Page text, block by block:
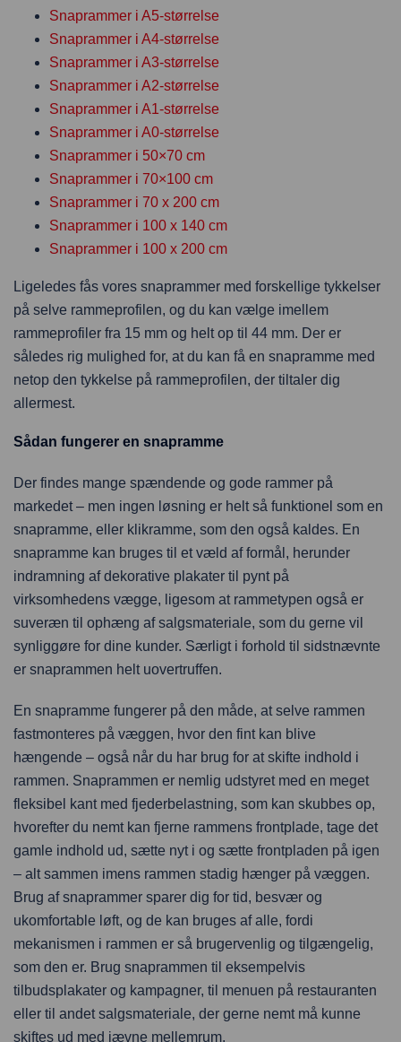
Snaprammer i A5-størrelse
Snaprammer i A4-størrelse
Snaprammer i A3-størrelse
Snaprammer i A2-størrelse
Snaprammer i A1-størrelse
Snaprammer i A0-størrelse
Snaprammer i 50×70 cm
Snaprammer i 70×100 cm
Snaprammer i 70 x 200 cm
Snaprammer i 100 x 140 cm
Snaprammer i 100 x 200 cm
Ligeledes fås vores snaprammer med forskellige tykkelser
på selve rammeprofilen, og du kan vælge imellem
rammeprofiler fra 15 mm og helt op til 44 mm. Der er
således rig mulighed for, at du kan få en snapramme med
netop den tykkelse på rammeprofilen, der tiltaler dig
allermest.
Sådan fungerer en snapramme
Der findes mange spændende og gode rammer på
markedet – men ingen løsning er helt så funktionel som en
snapramme, eller klikramme, som den også kaldes. En
snapramme kan bruges til et væld af formål, herunder
indramning af dekorative plakater til pynt på
virksomhedens vægge, ligesom at rammetypen også er
suveræn til ophæng af salgsmateriale, som du gerne vil
synliggøre for dine kunder. Særligt i forhold til sidstnævnte
er snaprammen helt uovertruffen.
En snapramme fungerer på den måde, at selve rammen
fastmonteres på væggen, hvor den fint kan blive
hængende – også når du har brug for at skifte indhold i
rammen. Snaprammen er nemlig udstyret med en meget
fleksibel kant med fjederbelastning, som kan skubbes op,
hvorefter du nemt kan fjerne rammens frontplade, tage det
gamle indhold ud, sætte nyt i og sætte frontpladen på igen
– alt sammen imens rammen stadig hænger på væggen.
Brug af snaprammer sparer dig for tid, besvær og
ukomfortable løft, og de kan bruges af alle, fordi
mekanismen i rammen er så brugervenlig og tilgængelig,
som den er. Brug snaprammen til eksempelvis
tilbudsplakater og kampagner, til menuen på restauranten
eller til andet salgsmateriale, der gerne nemt må kunne
skiftes ud med jævne mellemrum.